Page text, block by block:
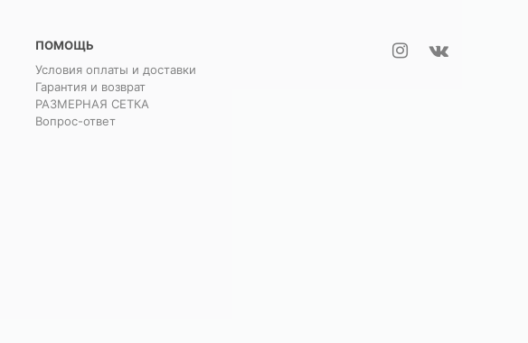
ПОМОЩЬ
Условия оплаты и доставки
Гарантия и возврат
РАЗМЕРНАЯ СЕТКА
Вопрос-ответ